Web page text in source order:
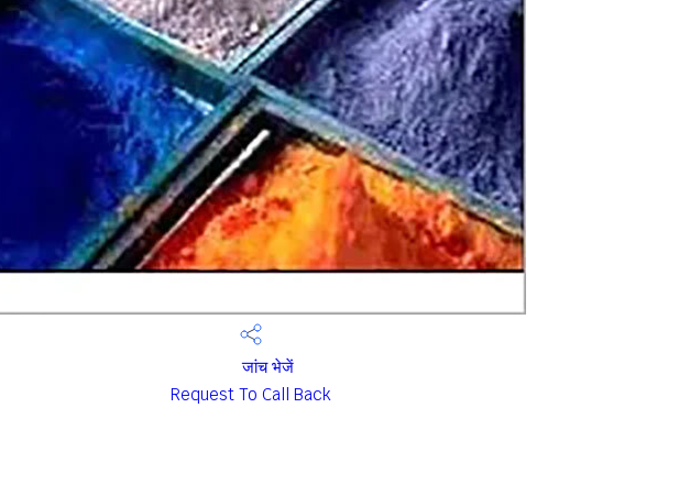
जांच भेजें
Request To Call Back